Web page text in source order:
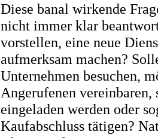
Diese banal wirkende
nicht immer klar
vorstellen, eine neue
aufmerksam machen?
Unternehmen besuchen,
Angerufenen
eingeladen werden oder
Kaufabschluss tätigen?